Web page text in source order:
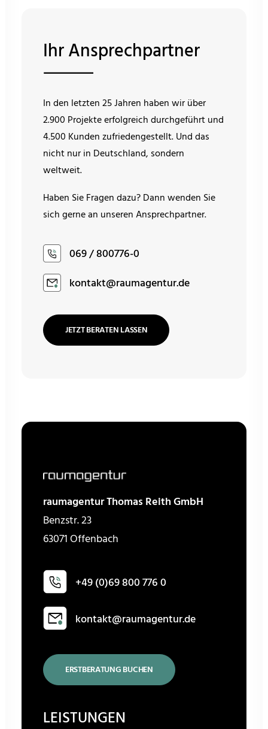
Ihr Ansprechpartner
⸻
In den letzten 25 Jahren haben wir über
2.900 Projekte erfolgreich durchgeführt und
4.500 Kunden zufriedengestellt. Und das
nicht nur in Deutschland, sondern
weltweit.
Haben Sie Fragen dazu? Dann wenden Sie
sich gerne an unseren Ansprechpartner.
069 / 800776-0
kontakt@raumagentur.de
JETZT BERATEN LASSEN
raumagentur Thomas Reith GmbH
Benzstr. 23
63071 Offenbach
+49 (0)69 800 776 0
kontakt@raumagentur.de
ERSTBERATUNG BUCHEN
LEISTUNGEN